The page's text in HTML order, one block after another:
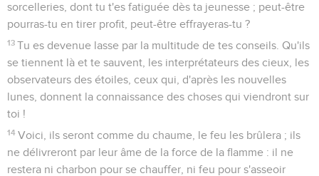
sorcelleries, dont tu t'es fatiguée dès ta jeunesse ; peut-être
pourras-tu en tirer profit, peut-être effrayeras-tu ?
13 Tu es devenue lasse par la multitude de tes conseils. Qu'ils
se tiennent là et te sauvent, les interprétateurs des cieux, les
observateurs des étoiles, ceux qui, d'après les nouvelles
lunes, donnent la connaissance des choses qui viendront sur
toi !
14 Voici, ils seront comme du chaume, le feu les brûlera ; ils
ne délivreront par leur âme de la force de la flamme : il ne
restera ni charbon pour se chauffer, ni feu pour s'asseoir